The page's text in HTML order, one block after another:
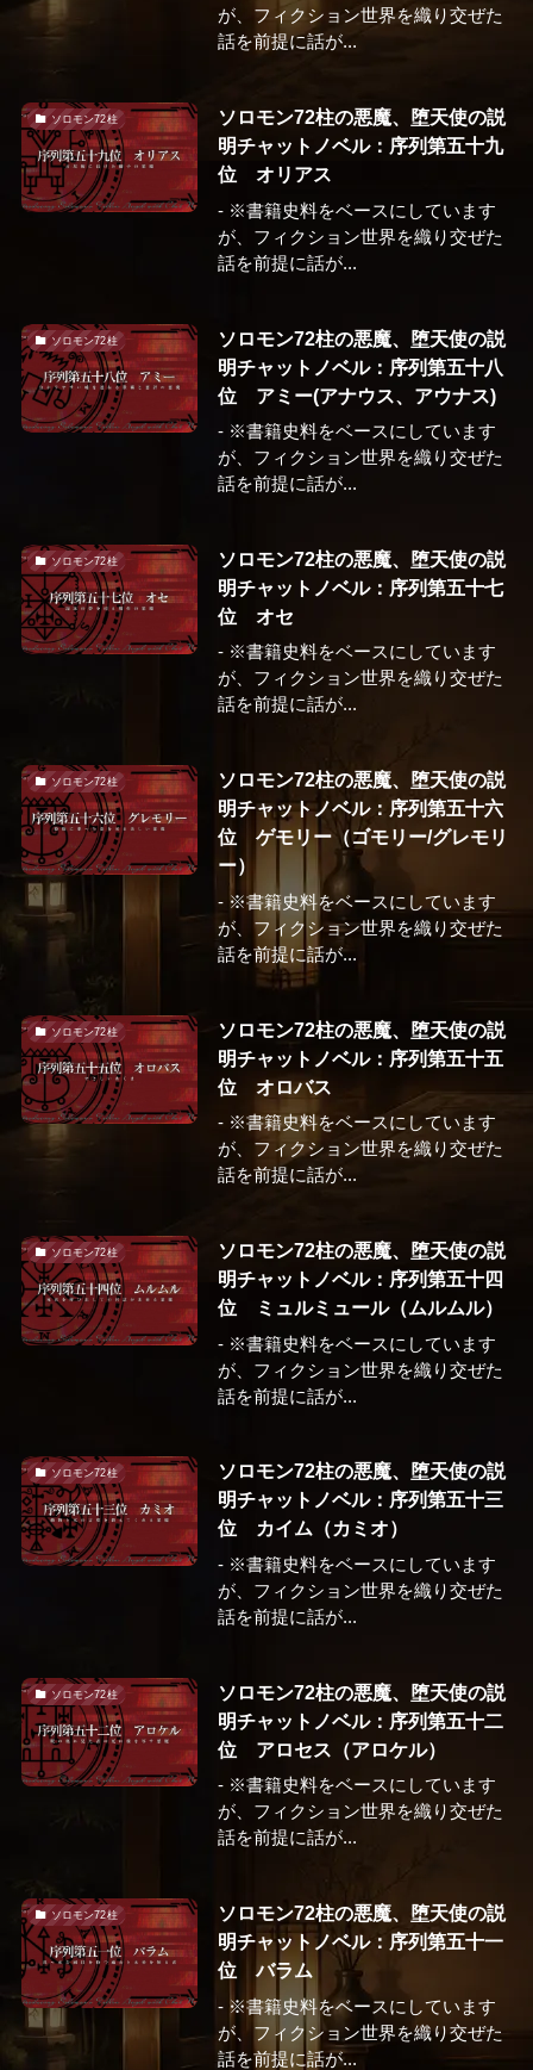
が、フィクション世界を織り交ぜた
話を前提に話が...
ソロモン72柱
ソロモン72柱の悪魔、堕天使の説
明チャットノベル：序列第五十九
位 オリアス
- ※書籍史料をベースにしています
が、フィクション世界を織り交ぜた
話を前提に話が...
ソロモン72柱
ソロモン72柱の悪魔、堕天使の説
明チャットノベル：序列第五十八
位 アミー(アナウス、アウナス)
- ※書籍史料をベースにしています
が、フィクション世界を織り交ぜた
話を前提に話が...
ソロモン72柱
ソロモン72柱の悪魔、堕天使の説
明チャットノベル：序列第五十七
位 オセ
- ※書籍史料をベースにしています
が、フィクション世界を織り交ぜた
話を前提に話が...
ソロモン72柱
ソロモン72柱の悪魔、堕天使の説
明チャットノベル：序列第五十六
位 ゲモリー（ゴモリー/グレモリ
ー）
- ※書籍史料をベースにしています
が、フィクション世界を織り交ぜた
話を前提に話が...
ソロモン72柱
ソロモン72柱の悪魔、堕天使の説
明チャットノベル：序列第五十五
位 オロバス
- ※書籍史料をベースにしています
が、フィクション世界を織り交ぜた
話を前提に話が...
ソロモン72柱
ソロモン72柱の悪魔、堕天使の説
明チャットノベル：序列第五十四
位 ミュルミュール（ムルムル）
- ※書籍史料をベースにしています
が、フィクション世界を織り交ぜた
話を前提に話が...
ソロモン72柱
ソロモン72柱の悪魔、堕天使の説
明チャットノベル：序列第五十三
位 カイム（カミオ）
- ※書籍史料をベースにしています
が、フィクション世界を織り交ぜた
話を前提に話が...
ソロモン72柱
ソロモン72柱の悪魔、堕天使の説
明チャットノベル：序列第五十二
位 アロセス（アロケル）
- ※書籍史料をベースにしています
が、フィクション世界を織り交ぜた
話を前提に話が...
ソロモン72柱
ソロモン72柱の悪魔、堕天使の説
明チャットノベル：序列第五十一
位 バラム
- ※書籍史料をベースにしています
が、フィクション世界を織り交ぜた
話を前提に話が...